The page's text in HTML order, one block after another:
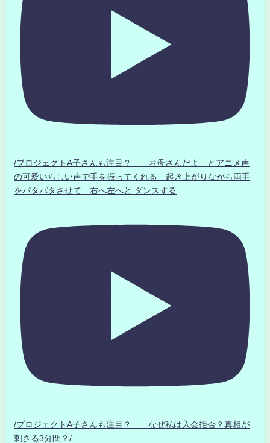
/プロジェクトA子さんも注目？ お母さんだよ とアニメ声
の可愛いらしい声で手を振ってくれる 起き上がりながら両手
をパタパタさせて 右へ左へと ダンスする
/プロジェクトA子さんも注目？ なぜ私は入会拒否？真相が
刺さる3分間？/